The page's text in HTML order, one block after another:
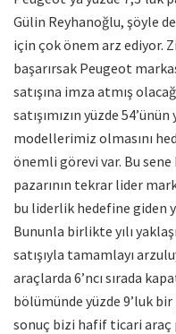
Gülin Reyhanoğlu, şöyle
için çok önem arz ediyor.
başarırsak Peugeot
satışına imza atmış
satışımızın yüzde
modellerimiz olmasını
önemli görevi var. Bu sene
pazarının tekrar lider
bu liderlik hedefine giden
Bununla birlikte yılı
satışıyla tamamlayı
araçlarda 6’ncı sırada
bölümünde yüzde 9’luk
sonuç bizi hafif ticari araç